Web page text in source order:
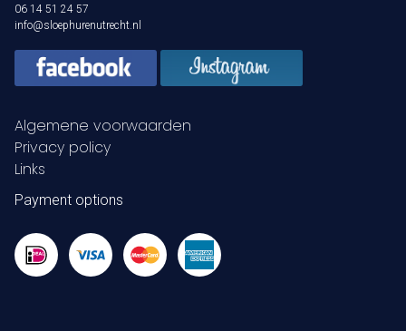
06 14 51 24 57
info@sloephurenutrecht.nl
Algemene voorwaarden
Privacy policy
Links
Payment options